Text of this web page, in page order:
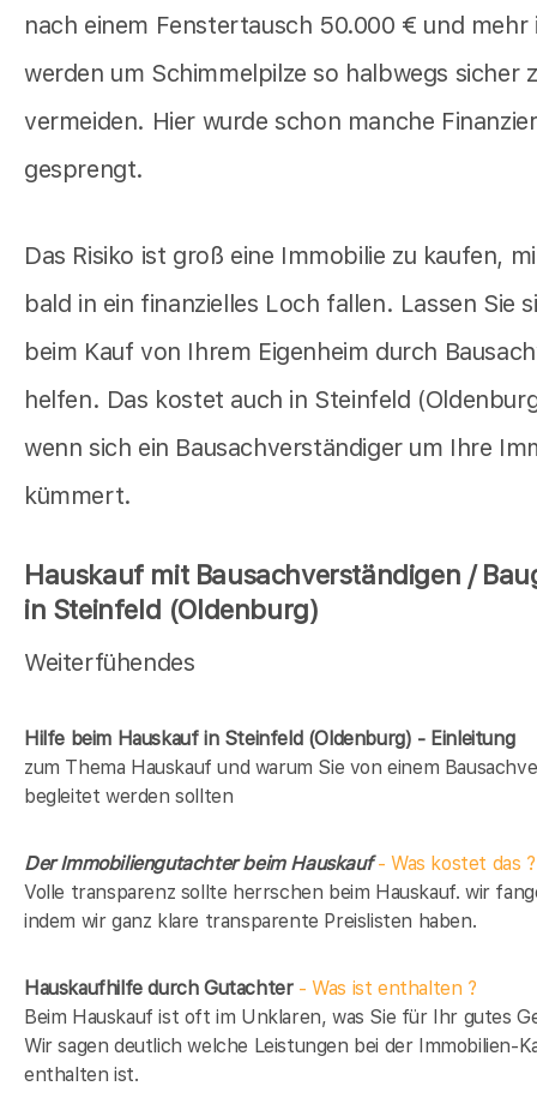
nach einem Fenstertausch 50.000 € und mehr
werden um Schimmelpilze so halbwegs sicher
vermeiden. Hier wurde schon manche
gesprengt.
Das Risiko ist groß eine Immobilie zu kaufen,
bald in ein finanzielles Loch fallen. Lassen Sie
beim Kauf von Ihrem Eigenheim durch
helfen. Das kostet auch in Steinfeld
wenn sich ein Bausachverständiger um Ihre
kümmert.
Hauskauf mit Bausachverständigen /
in Steinfeld (Oldenburg)
Weiterfühendes
Hilfe beim Hauskauf in Steinfeld (Oldenburg) - Einleitung
zum Thema Hauskauf und warum Sie von einem
begleitet werden sollten
Der Immobiliengutachter beim Hauskauf- Was kostet das ?
Volle transparenz sollte herrschen beim Hauskauf. wir
indem wir ganz klare transparente Preislisten haben.
Hauskaufhilfe durch Gutachter- Was ist enthalten ?
Beim Hauskauf ist oft im Unklaren, was Sie für Ihr gutes
Wir sagen deutlich welche Leistungen bei der Immobilien-
enthalten ist.